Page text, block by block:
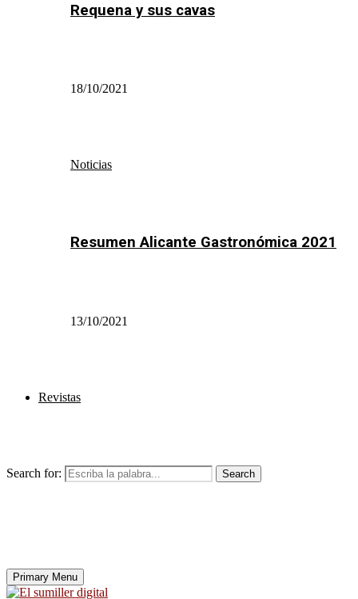
Requena y sus cavas
18/10/2021
Noticias
Resumen Alicante Gastronómica 2021
13/10/2021
Revistas
Search for: Search
Primary Menu